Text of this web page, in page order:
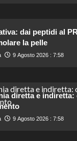
dai peptidi al
la pelle
9 Agosto 2026 : 7:58
diretta e indiretta:
9 Agosto 2026 : 7:58